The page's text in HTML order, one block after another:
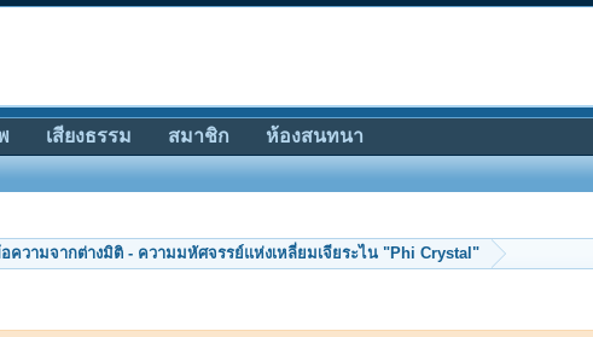
ความจากต่างมิติ - ความมหัศจรรย์แห่งเหลี่ยมเจียระไน "Phi Crystal"
เสียงธรรม สมาชิก ห้องสนทนา